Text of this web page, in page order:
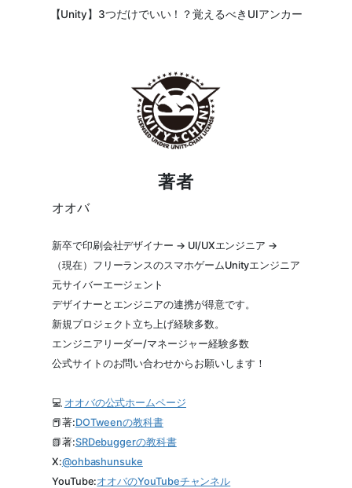
【Unity】3つだけでいい！？覚えるべきUIアンカー
著者
オオバ
新卒で印刷会社デザイナー → UI/UXエンジニア →
（現在）フリーランスのスマホゲームUnityエンジニア
元サイバーエージェント
デザイナーとエンジニアの連携が得意です。
新規プロジェクト立ち上げ経験多数。
エンジニアリーダー/マネージャー経験多数
公式サイトのお問い合わせからお願いします！
💻 オオバの公式ホームページ
📕著:DOTweenの教科書
📗著:SRDebuggerの教科書
X:@ohbashunsuke
YouTube:オオバのYouTubeチャンネル